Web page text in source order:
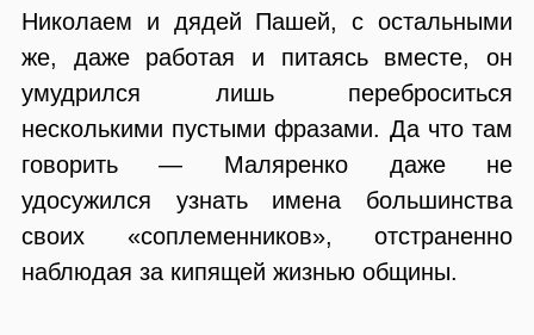
Николаем и дядей Пашей, с остальными
же, даже работая и питаясь вместе, он
умудрился лишь переброситься
несколькими пустыми фразами. Да что там
говорить — Маляренко даже не
удосужился узнать имена большинства
своих «соплеменников», отстраненно
наблюдая за кипящей жизнью общины.